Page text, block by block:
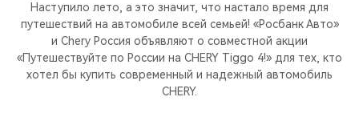
КРОССОВЕРЫ
СЕДАНЫ
КРЕДИТ И СТРАХОВАНИЕ
ЗАПЧАСТИ И АКСЕССУАРЫ
ПОДДЕРЖКА
О БРЕНДЕ
CHERY В СОЦСЕТЯХ
КРЕДИТ
МЫ В СОЦСЕТЯХ
Наступило лето, а это значит, что настало время для
путешествий на автомобиле всей семьей! «Росбанк Авто»
и Chery Россия объявляют о совместной акции
«Путешествуйте по России на CHERY Tiggo 4!» для тех, кто
хотел бы купить современный и надежный автомобиль
CHERY.